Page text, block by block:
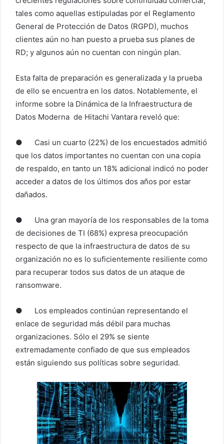
tales como aquellas estipuladas por el Reglamento
General de Protección de Datos (RGPD), muchos
clientes aún no han puesto a prueba sus planes de
RD; y algunos aún no cuentan con ningún plan.
Esta falta de preparación es generalizada y la prueba
de ello se encuentra en los datos. Notablemente, el
informe sobre la Dinámica de la Infraestructura de
Datos Moderna de Hitachi Vantara reveló que:
● Casi un cuarto (22%) de los encuestados admitió
que los datos importantes no cuentan con una copia
de respaldo, en tanto un 18% adicional indicó no poder
acceder a datos de los últimos dos años por estar
dañados.
● Una gran mayoría de los responsables de la toma
de decisiones de TI (68%) expresa preocupación
respecto de que la infraestructura de datos de su
organización no es lo suficientemente resiliente como
para recuperar todos sus datos de un ataque de
ransomware.
● Los empleados continúan representando el
enlace de seguridad más débil para muchas
organizaciones. Sólo el 29% se siente
extremadamente confiado de que sus empleados
están siguiendo sus políticas sobre seguridad.